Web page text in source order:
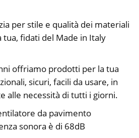
per stile e qualità dei materiali
tua, fidati del Made in Italy
offriamo prodotti per la tua
sicuri, facili da usare, in
alle necessità di tutti i giorni.
da pavimento
sonora è di 68dB